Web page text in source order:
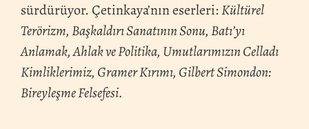
sürdürüyor. Çetinkaya’nın eserleri:Kültürel
Terörizm, Başkaldırı Sanatının Sonu, Batı’yı
Anlamak, Ahlak ve Politika, Umutlarımızın Celladı
Kimliklerimiz, Gramer Kırımı, Gilbert Simondon:
Bireyleşme Felsefesi.